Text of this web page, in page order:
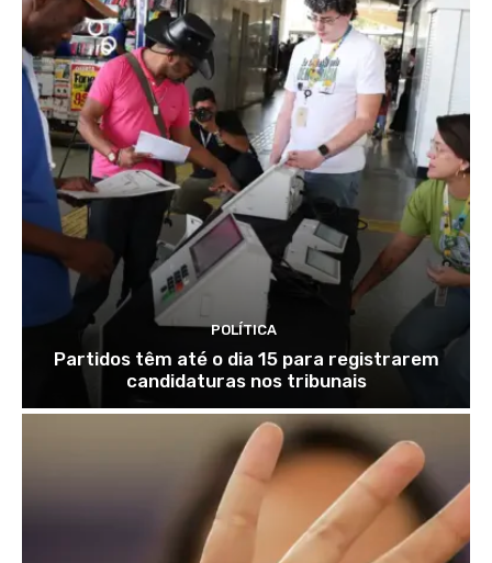
POLÍTICA
Partidos têm até o dia 15 para registrarem
candidaturas nos tribunais